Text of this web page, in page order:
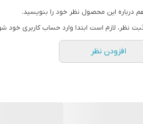
درباره این محصول نظر خود را بنویسید.
نظر، لازم است ابتدا وارد حساب کاربری خود
افزودن نظر